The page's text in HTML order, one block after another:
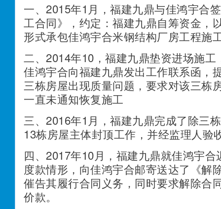
一、2015年1月，福建九鼎与佳鸿宇合
工合同》，约定：福建九鼎自筹资金，
形式承包佳鸿宇合米钢结构厂房工程施
二、2014年10，福建九鼎垫资进场施工
佳鸿宇合向福建九鼎发出工作联系函，
三栋房屋出现质量问题，要求对该三栋
一直未通知恢复施工
三、2016年1月，福建九鼎完成了除三
13栋房屋主体封顶工作，并经监理人验
四、2017年10月，福建九鼎就佳鸿宇合
度款情形，向佳鸿宇合邮寄送达了《解
催告其履行合同义务，同时要求解除合
价款。